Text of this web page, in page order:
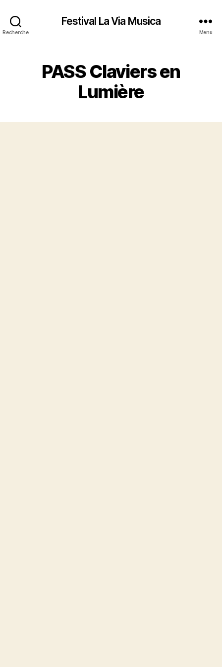
Recherche
Festival La Via Musica
Menu
PASS Claviers en
Lumière